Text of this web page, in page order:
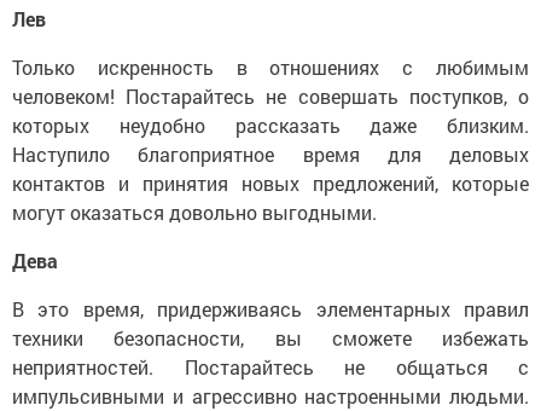
Лев
Только искренность в отношениях с любимым
человеком! Постарайтесь не совершать поступков, о
которых неудобно рассказать даже близким.
Наступило благоприятное время для деловых
контактов и принятия новых предложений, которые
могут оказаться довольно выгодными.
Дева
В это время, придерживаясь элементарных правил
техники безопасности, вы сможете избежать
неприятностей. Постарайтесь не общаться с
импульсивными и агрессивно настроенными людьми.